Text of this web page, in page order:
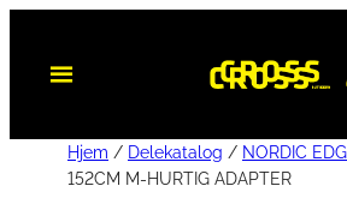
innhold
Hjem / Delekatalog / NORDIC
152CM M-HURTIG ADAPTER